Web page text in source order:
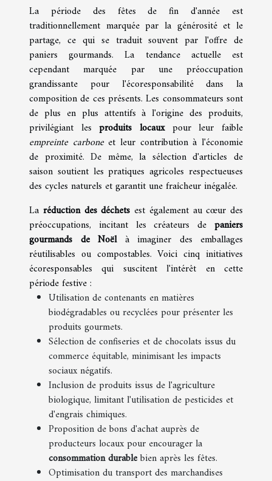
La période des fêtes de fin d'année est
traditionnellement marquée par la générosité et le
partage, ce qui se traduit souvent par l'offre de
paniers gourmands. La tendance actuelle est
cependant marquée par une préoccupation
grandissante pour l'écoresponsabilité dans la
composition de ces présents. Les consommateurs sont
de plus en plus attentifs à l'origine des produits,
privilégiant lesproduits locauxpour leur faible
empreinte carboneet leur contribution à l'économie
de proximité. De même, la sélection d'articles de
saison soutient les pratiques agricoles respectueuses
des cycles naturels et garantit une fraîcheur inégalée.
La réduction des déchets est également au cœur des
préoccupations, incitant les créateurs de paniers
gourmands de Noëlà imaginer des emballages
réutilisables ou compostables. Voici cinq initiatives
écoresponsables qui suscitent l'intérêt en cette
période festive :
Utilisation de contenants en matières
biodégradables ou recyclées pour présenter les
produits gourmets.
Sélection de confiseries et de chocolats issus du
commerce équitable, minimisant les impacts
sociaux négatifs.
Inclusion de produits issus de l'agriculture
biologique, limitant l'utilisation de pesticides et
d'engrais chimiques.
Proposition de bons d'achat auprès de
producteurs locaux pour encourager la
consommation durablebien après les fêtes.
Optimisation du transport des marchandises